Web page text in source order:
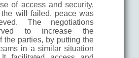
of access and security,
the will failed, peace was
The negotiations
to increase the
the parties, by putting the
in a similar situation